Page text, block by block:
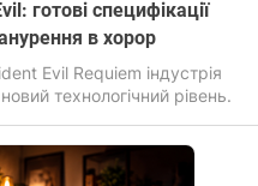
готові специфікації
в хорор
Evil Requiem індустрія
технологічний рівень.